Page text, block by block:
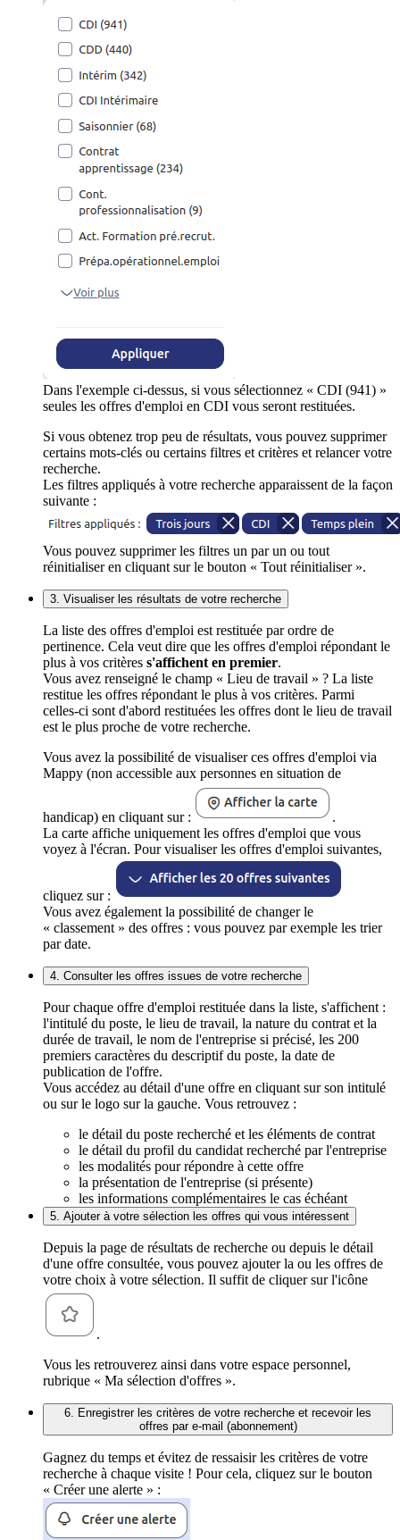
Dans l'exemple ci-dessus, si vous sélectionnez « CDI (941) »
seules les offres d'emploi en CDI vous seront restituées.
Si vous obtenez trop peu de résultats, vous pouvez supprimer
certains mots-clés ou certains filtres et critères et relancer votre
recherche.
Les filtres appliqués à votre recherche apparaissent de la façon
suivante :
Vous pouvez supprimer les filtres un par un ou tout
réinitialiser en cliquant sur le bouton « Tout réinitialiser ».
3. Visualiser les résultats de votre recherche
La liste des offres d'emploi est restituée par ordre de
pertinence. Cela veut dire que les offres d'emploi répondant le
plus à vos critères s'affichent en premier.
Vous avez renseigné le champ « Lieu de travail » ? La liste
restitue les offres répondant le plus à vos critères. Parmi
celles-ci sont d'abord restituées les offres dont le lieu de travail
est le plus proche de votre recherche.
Vous avez la possibilité de visualiser ces offres d'emploi via
Mappy (non accessible aux personnes en situation de
handicap) en cliquant sur :
.
La carte affiche uniquement les offres d'emploi que vous
voyez à l'écran. Pour visualiser les offres d'emploi suivantes,
cliquez sur :
Vous avez également la possibilité de changer le
« classement » des offres : vous pouvez par exemple les trier
par date.
4. Consulter les offres issues de votre recherche
Pour chaque offre d'emploi restituée dans la liste, s'affichent :
l'intitulé du poste, le lieu de travail, la nature du contrat et la
durée de travail, le nom de l'entreprise si précisé, les 200
premiers caractères du descriptif du poste, la date de
publication de l'offre.
Vous accédez au détail d'une offre en cliquant sur son intitulé
ou sur le logo sur la gauche. Vous retrouvez :
le détail du poste recherché et les éléments de contrat
le détail du profil du candidat recherché par l'entreprise
les modalités pour répondre à cette offre
la présentation de l'entreprise (si présente)
les informations complémentaires le cas échéant
5. Ajouter à votre sélection les offres qui vous intéressent
Depuis la page de résultats de recherche ou depuis le détail
d'une offre consultée, vous pouvez ajouter la ou les offres de
votre choix à votre sélection. Il suffit de cliquer sur l'icône
.
Vous les retrouverez ainsi dans votre espace personnel,
rubrique « Ma sélection d'offres ».
6. Enregistrer les critères de votre recherche et recevoir les
offres par e-mail (abonnement)
Gagnez du temps et évitez de ressaisir les critères de votre
recherche à chaque visite ! Pour cela, cliquez sur le bouton
« Créer une alerte » :